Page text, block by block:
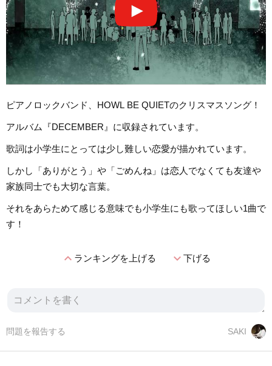
ピアノロックバンド、HOWL BE QUIETのクリスマスソング！
アルバム『DECEMBER』に収録されています。
歌詞は小学生にとっては少し難しい恋愛が描かれています。
しかし「ありがとう」や「ごめんね」は恋人でなくても友達や
家族同士でも大切な言葉。
それをあらためて感じる意味でも小学生にも歌ってほしい1曲で
す！
expand_lessランキングを上げる expand_more下げる
SAKI
問題を報告する